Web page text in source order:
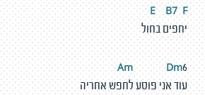
E B7 F
יחפים בחול
Am Dm6
עוד אני פוסע לחפש אחריה